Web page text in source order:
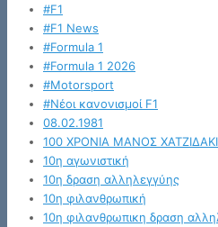
#F1
#F1 News
#Formula 1
#Formula 1 2026
#Motorsport
#Νέοι κανονισμοί F1
08.02.1981
100 ΧΡΟΝΙΑ ΜΑΝΟΣ
10η αγωνιστική
10η δραση αλληλεγγύης
10η φιλανθρωπική
10η φιλανθρωπικη δραση